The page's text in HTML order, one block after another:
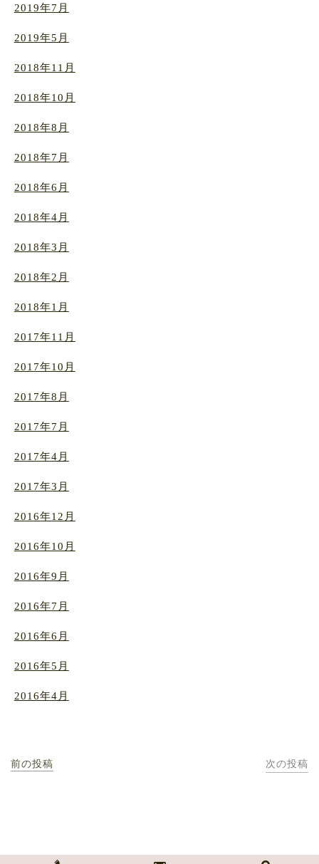
2019年7月
2019年5月
2018年11月
2018年10月
2018年8月
2018年7月
2018年6月
2018年4月
2018年3月
2018年2月
2018年1月
2017年11月
2017年10月
2017年8月
2017年7月
2017年4月
2017年3月
2016年12月
2016年10月
2016年9月
2016年7月
2016年6月
2016年5月
2016年4月
前の投稿 次の投稿